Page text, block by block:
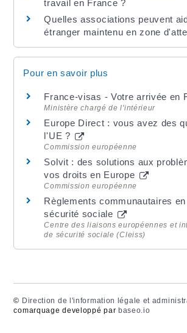
travail en France ?
Quelles associations peuvent
étranger maintenu en zone
Pour en savoir plus
France-visas - Votre arrivée en
Ministère chargé de l'intérieur
Europe Direct : vous avez des
l'UE ?
Commission européenne
Solvit : des solutions aux
vos droits en Europe
Commission européenne
Règlements communautaires
sécurité sociale
Centre des liaisons européennes et
de sécurité sociale (Cleiss)
© Direction de l'information légale et
comarquage developpé par baseo.io